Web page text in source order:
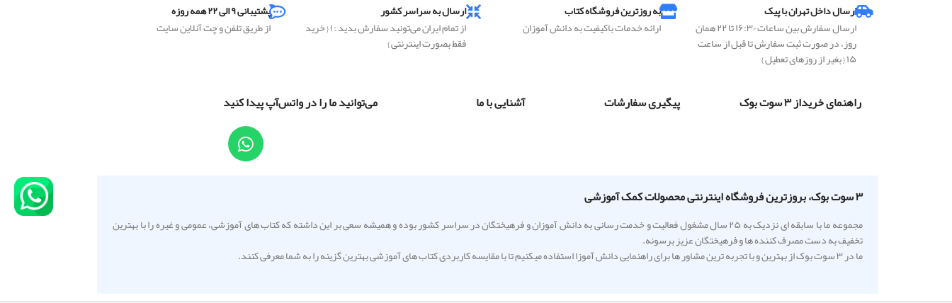
ارسال داخل تهران با پیک
ارسال سفارش بین ساعات ۱۶:۳۰ تا ۲۲ همان
روز، در صورت ثبت سفارش تا قبل از ساعت
۱۵ { بغیر از روزهای تعطیل }
به روزترین فروشگاه کتاب
ارائه خدمات باکیفیت به دانش آموزان
ارسال به سراسر کشور
از تمام ایران می‌تونید سفارش بدید :) { خرید
فقط بصورت اینترنتی }
پشتیبانی ۹ الی ۲۲ همه روزه
از طریق تلفن و چت آنلاین سایت
راهنمای خریداز ۳ سوت بوک پیگیری سفارشات آشنایی با ما می‌توانید ما را در واتس‌آپ پیدا کنید
۳ سوت بوک، بروزترین فروشگاه اینترنتی محصولات کمک آموزشی
مجموعه ما با سابقه ای نزدیک به ۲۵ سال مشغول فعالیت و خدمت رسانی به دانش آموزان و فرهیختگان در سراسر کشور بوده و همیشه سعی بر این داشته که کتاب های آموزشی، عمومی و غیره را با بهترین
تخفیف به دست مصرف کننده ها و فرهیختگان عزیز برسونه.
ما در ۳ سوت بوک از بهترین و با تجربه ترین مشاور ها برای راهنمایی دانش آموزا استفاده میکنیم تا با مقایسه کاربردی کتاب های آموزشی بهترین گزینه را به شما معرفی کنند.